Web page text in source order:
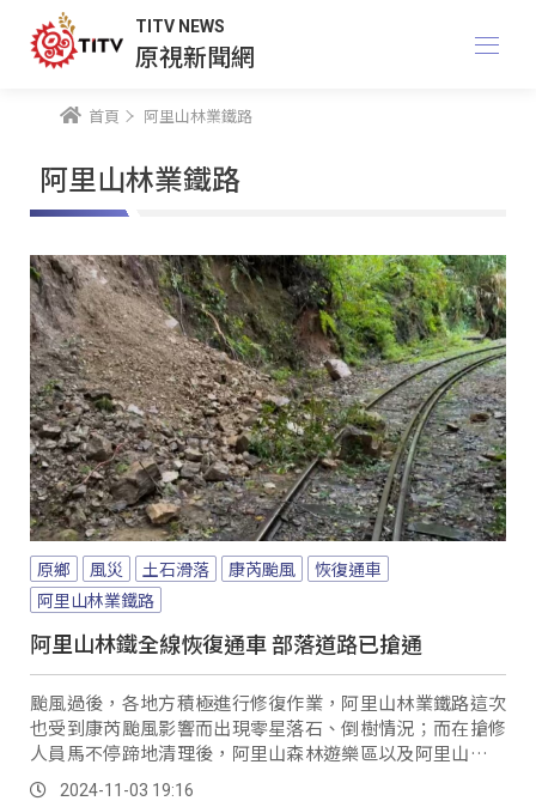
TITV NEWS
原視新聞網
首頁 阿里山林業鐵路
阿里山林業鐵路
原鄉 風災 土石滑落 康芮颱風
恢復通車
阿里山林業鐵路
阿里山林鐵全線恢復通車 部落道路已搶通
颱風過後，各地方積極進行修復作業，阿里山林業鐵路這次
也受到康芮颱風影響而出現零星落石、倒樹情況；而在搶修
人員馬不停蹄地清理後，阿里山森林遊樂區以及阿里山林鐵
都在2日和3日恢復正常開園、通車。
2024-11-03 19:16